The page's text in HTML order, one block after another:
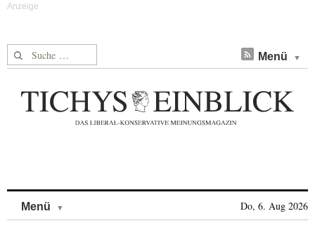
Suche nach: Menü
Menü Do, 6. Aug 2026